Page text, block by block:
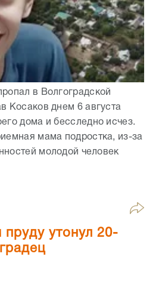
в Волгоградской
Косаков днем 6 августа
дома и бесследно исчез.
мама подростка, из-за
молодой человек
утонул 20-